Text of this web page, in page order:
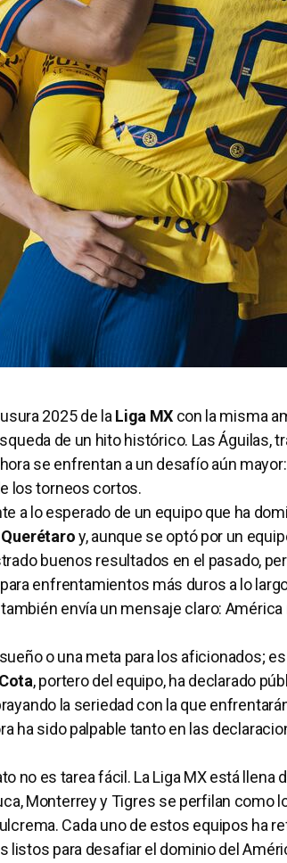
2025 de la Liga MX con la misma
de un hito histórico. Las Águilas,
se enfrentan a un desafío aún
los torneos cortos.
a lo esperado de un equipo que ha
Querétaroy, aunque se optó por un
buenos resultados en el pasado,
enfrentamientos más duros a lo
envía un mensaje claro: América
o una meta para los aficionados;
, portero del equipo, ha declarado
la seriedad con la que
ha sido palpable tanto en las
no es tarea fácil. La Liga MX está llena
Monterrey y Tigres se perfilan como
Cada uno de estos equipos ha
para desafiar el dominio del